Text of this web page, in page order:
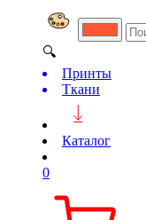
🔍
Принты
Ткани
Каталог
0